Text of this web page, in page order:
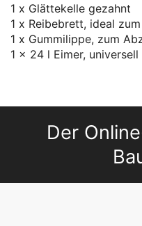
1 x Glättekelle gezahnt
1 x Reibebrett, ideal
1 x Gummilippe, zum
1 x 24 l Eimer,
Der